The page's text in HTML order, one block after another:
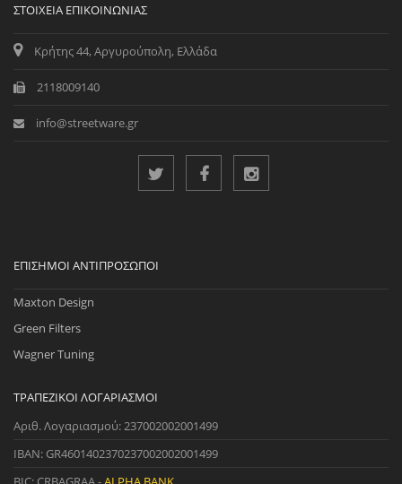
ΣΤΟΙΧΕΊΑ ΕΠΙΚΟΙΝΩΝΊΑΣ
Κρήτης 44, Αργυρούπολη, Ελλάδα
2118009140
info@streetware.gr
ΕΠΊΣΗΜΟΙ ΑΝΤΙΠΡΌΣΩΠΟΙ
Maxton Design
Green Filters
Wagner Tuning
ΤΡΑΠΕΖΙΚΟΊ ΛΟΓΑΡΙΑΣΜΟΊ
Αριθ. Λογαριασμού: 237002002001499
IBAN: GR4601402370237002002001499